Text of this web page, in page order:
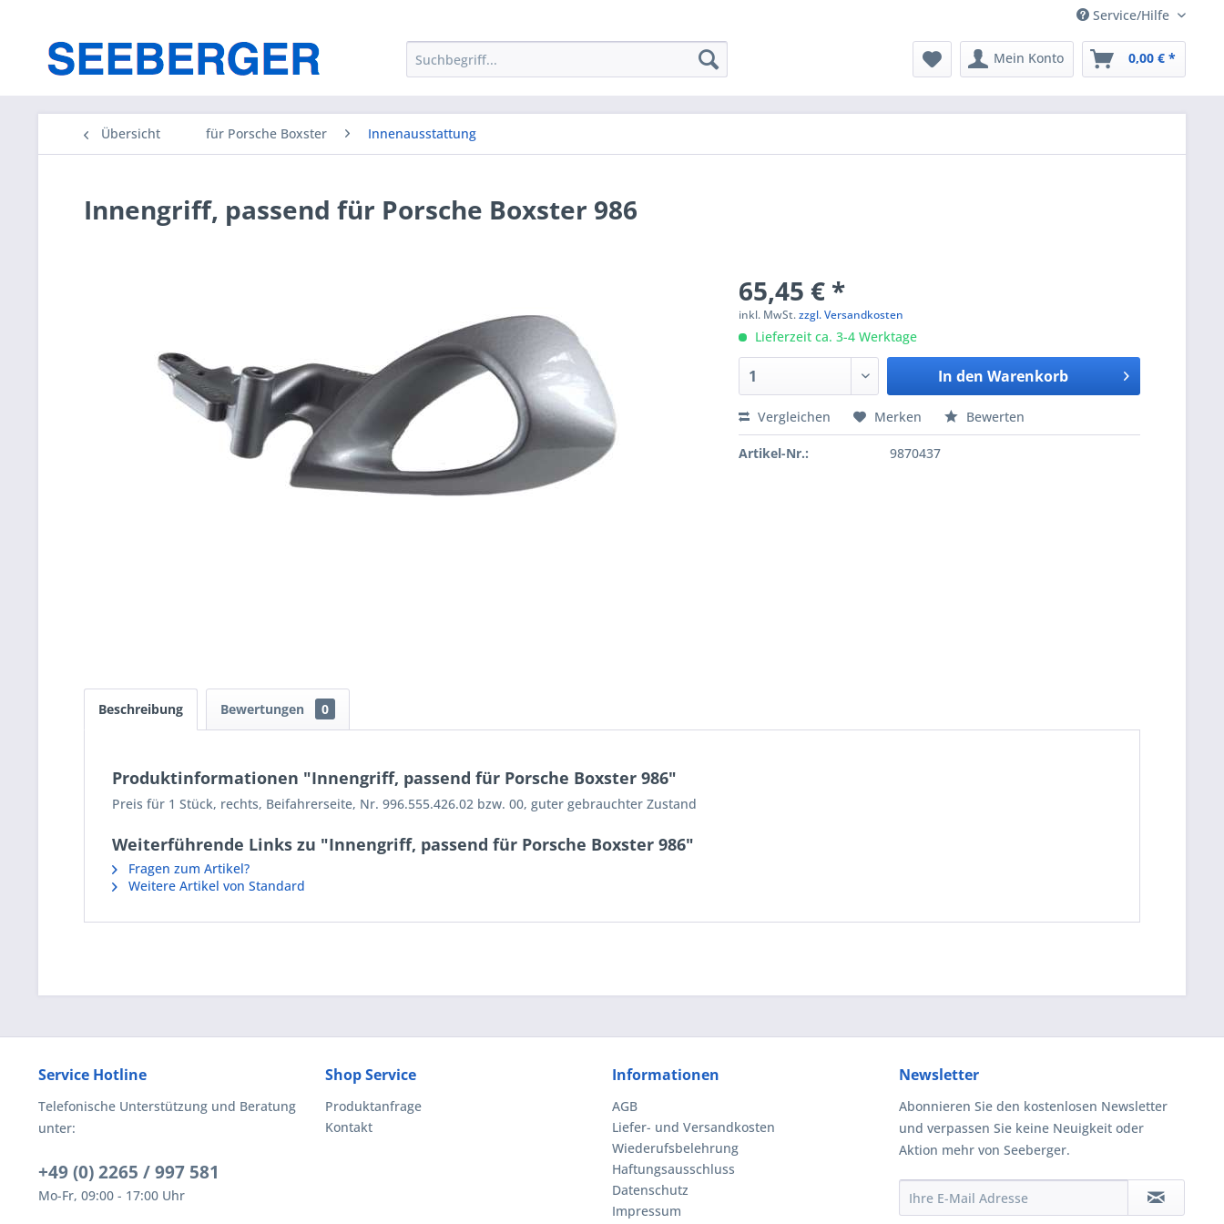
Service/Hilfe
Mein Konto 0,00 € *
Übersicht für Porsche Boxster Innenausstattung
Innengriff, passend für Porsche Boxster 986
65,45 € *
inkl. MwSt.zzgl. Versandkosten
Lieferzeit ca. 3-4 Werktage
In den Warenkorb
Vergleichen Merken Bewerten
Artikel-Nr.: 9870437
Beschreibung Bewertungen 0
Produktinformationen "Innengriff, passend für Porsche Boxster 986"
Preis für 1 Stück, rechts, Beifahrerseite, Nr. 996.555.426.02 bzw. 00, guter gebrauchter Zustand
Weiterführende Links zu "Innengriff, passend für Porsche Boxster 986"
Fragen zum Artikel?
Weitere Artikel von Standard
Service Hotline
Telefonische Unterstützung und Beratung
unter:
+49 (0) 2265 / 997 581
Mo-Fr, 09:00 - 17:00 Uhr
Shop Service
Produktanfrage
Kontakt
Informationen
AGB
Liefer- und Versandkosten
Wiederufsbelehrung
Haftungsausschluss
Datenschutz
Impressum
Newsletter
Abonnieren Sie den kostenlosen Newsletter
und verpassen Sie keine Neuigkeit oder
Aktion mehr von Seeberger.